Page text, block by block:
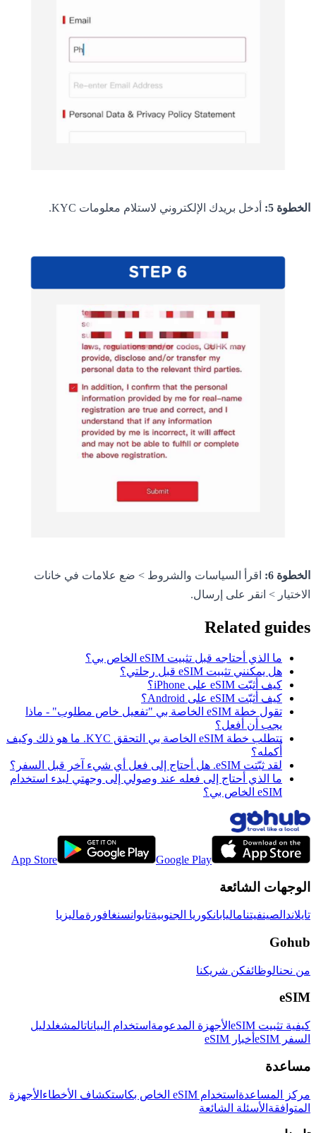
الخطوة 5: أدخل بريدك الإلكتروني لاستلام معلومات KYC.
الخطوة 6:
اقرأ السياسات والشروط > ضع علامات في خانات
الاختيار > انقر على إرسال.
Related guides
ما الذي أحتاجه قبل تثبيت eSIM الخاص بي؟
هل يمكنني تثبيت eSIM قبل رحلتي؟
كيف أثبّت eSIM على iPhone؟
كيف أثبّت eSIM على Android؟
تقول خطة eSIM الخاصة بي "تفعيل خاص مطلوب" - ماذا
يجب أن أفعل؟
تتطلب خطة eSIM الخاصة بي التحقق KYC. ما هو ذلك وكيف
أُكمله؟
لقد ثبّتت eSIM. هل أحتاج إلى فعل أي شيء آخر قبل السفر؟
ما الذي أحتاج إلى فعله عند وصولي إلى وجهتي لبدء استخدام
eSIM الخاص بي؟
App Store Google Play
الوجهات الشائعة
تايلاند الصينفيتناماليابانكوريا الجنوبيةتايوانسنغافورةماليزيا
Gohub
من نحنالوظائفكن شريكنا
eSIM
كيفية تثبيت eSIM الأجهزة المدعومة استخدام البياناتالمشغلدليل
السفر eSIM
أخبار eSIM
مساعدة
مركز المساعدة استخدام eSIM الخاص بك استكشاف الأخطاء الأجهزة
المتوافقة الأسئلة الشائعة